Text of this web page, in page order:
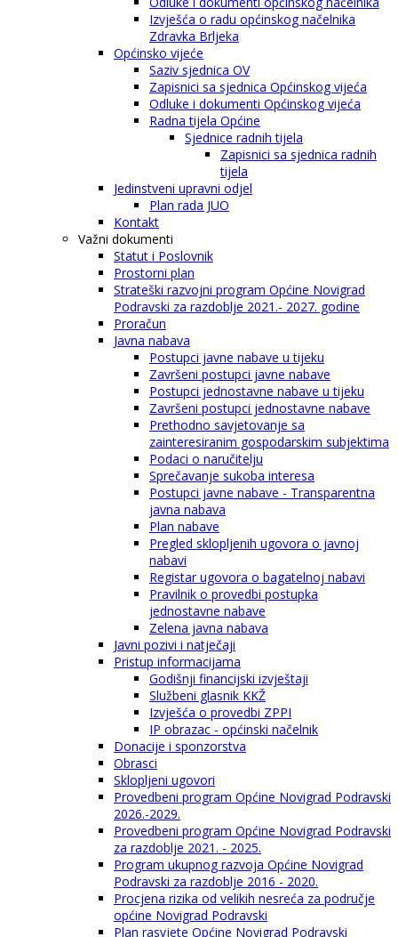
Izvješća o radu općinskog načelnika
Zdravka Brljeka
Općinsko vijeće
Saziv sjednica OV
Zapisnici sa sjednica Općinskog vijeća
Odluke i dokumenti Općinskog vijeća
Radna tijela Općine
Sjednice radnih tijela
Zapisnici sa sjednica radnih
tijela
Jedinstveni upravni odjel
Plan rada JUO
Kontakt
Važni dokumenti
Statut i Poslovnik
Prostorni plan
Strateški razvojni program Općine Novigrad
Podravski za razdoblje 2021.- 2027. godine
Proračun
Javna nabava
Postupci javne nabave u tijeku
Završeni postupci javne nabave
Postupci jednostavne nabave u tijeku
Završeni postupci jednostavne nabave
Prethodno savjetovanje sa
zainteresiranim gospodarskim subjektima
Podaci o naručitelju
Sprečavanje sukoba interesa
Postupci javne nabave - Transparentna
javna nabava
Plan nabave
Pregled sklopljenih ugovora o javnoj
nabavi
Registar ugovora o bagatelnoj nabavi
Pravilnik o provedbi postupka
jednostavne nabave
Zelena javna nabava
Javni pozivi i natječaji
Pristup informacijama
Godišnji financijski izvještaji
Službeni glasnik KKŽ
Izvješća o provedbi ZPPI
IP obrazac - općinski načelnik
Donacije i sponzorstva
Obrasci
Sklopljeni ugovori
Provedbeni program Općine Novigrad Podravski
2026.-2029.
Provedbeni program Općine Novigrad Podravski
za razdoblje 2021. - 2025.
Program ukupnog razvoja Općine Novigrad
Podravski za razdoblje 2016 - 2020.
Procjena rizika od velikih nesreća za područje
općine Novigrad Podravski
Plan rasvjete Općine Novigrad Podravski